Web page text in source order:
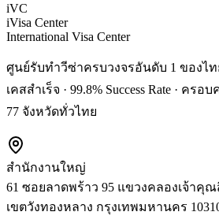
iVC
iVisa Center
International Visa Center
ศูนย์รับทำวีซ่าครบวงจรอันดับ 1 ของไท
เคสสำเร็จ · 99.8% Success Rate · คร
77 จังหวัดทั่วไทย
สำนักงานใหญ่
61 ซอยลาดพร้าว 95 แขวงคลองเจ้าคุ
เขตวังทองหลาง กรุงเทพมหานคร